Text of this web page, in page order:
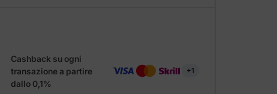
Cashback su ogni
transazione a partire
dallo 0,1%
+1